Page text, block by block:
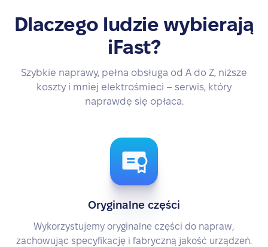
Dlaczego ludzie wybierają
iFast?
Szybkie naprawy, pełna obsługa od A do Z, niższe
koszty i mniej elektrośmieci – serwis, który
naprawdę się opłaca.
Oryginalne części
Wykorzystujemy oryginalne części do napraw,
zachowując specyfikację i fabryczną jakość urządzeń.